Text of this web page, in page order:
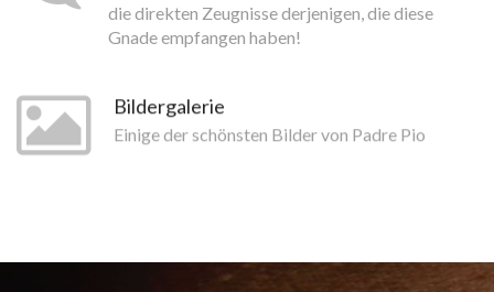
die direkten Zeugnisse derjenigen, die diese
Gnade empfangen haben!
Bildergalerie
Einige der schönsten Bilder von Padre Pio